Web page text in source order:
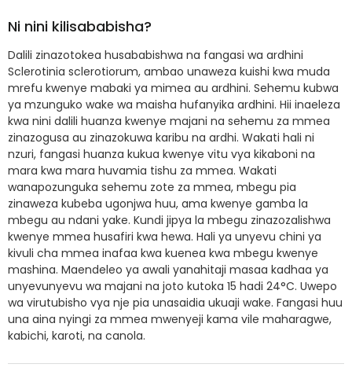
Ni nini kilisababisha?
Dalili zinazotokea husababishwa na fangasi wa ardhini
Sclerotinia sclerotiorum, ambao unaweza kuishi kwa muda
mrefu kwenye mabaki ya mimea au ardhini. Sehemu kubwa
ya mzunguko wake wa maisha hufanyika ardhini. Hii inaeleza
kwa nini dalili huanza kwenye majani na sehemu za mmea
zinazogusa au zinazokuwa karibu na ardhi. Wakati hali ni
nzuri, fangasi huanza kukua kwenye vitu vya kikaboni na
mara kwa mara huvamia tishu za mmea. Wakati
wanapozunguka sehemu zote za mmea, mbegu pia
zinaweza kubeba ugonjwa huu, ama kwenye gamba la
mbegu au ndani yake. Kundi jipya la mbegu zinazozalishwa
kwenye mmea husafiri kwa hewa. Hali ya unyevu chini ya
kivuli cha mmea inafaa kwa kuenea kwa mbegu kwenye
mashina. Maendeleo ya awali yanahitaji masaa kadhaa ya
unyevunyevu wa majani na joto kutoka 15 hadi 24°C. Uwepo
wa virutubisho vya nje pia unasaidia ukuaji wake. Fangasi huu
una aina nyingi za mmea mwenyeji kama vile maharagwe,
kabichi, karoti, na canola.